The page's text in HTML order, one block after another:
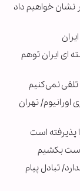
نشان خواهیم داد
ای ایران توهم
نمی‌کنیم
تهران
پذیرفته است
دست بکشیم
تبادل پیام